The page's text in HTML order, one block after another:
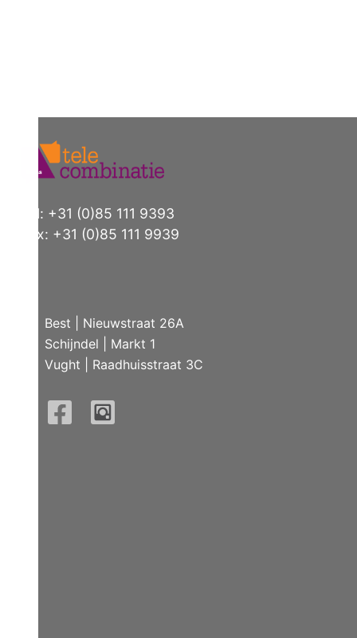
Tel: +31 (0)85 111 9393
Fax: +31 (0)85 111 9939
Best
Nieuwstraat 26A
Schijndel
Markt 1
Vught
Raadhuisstraat 3C
FacebookInstagram